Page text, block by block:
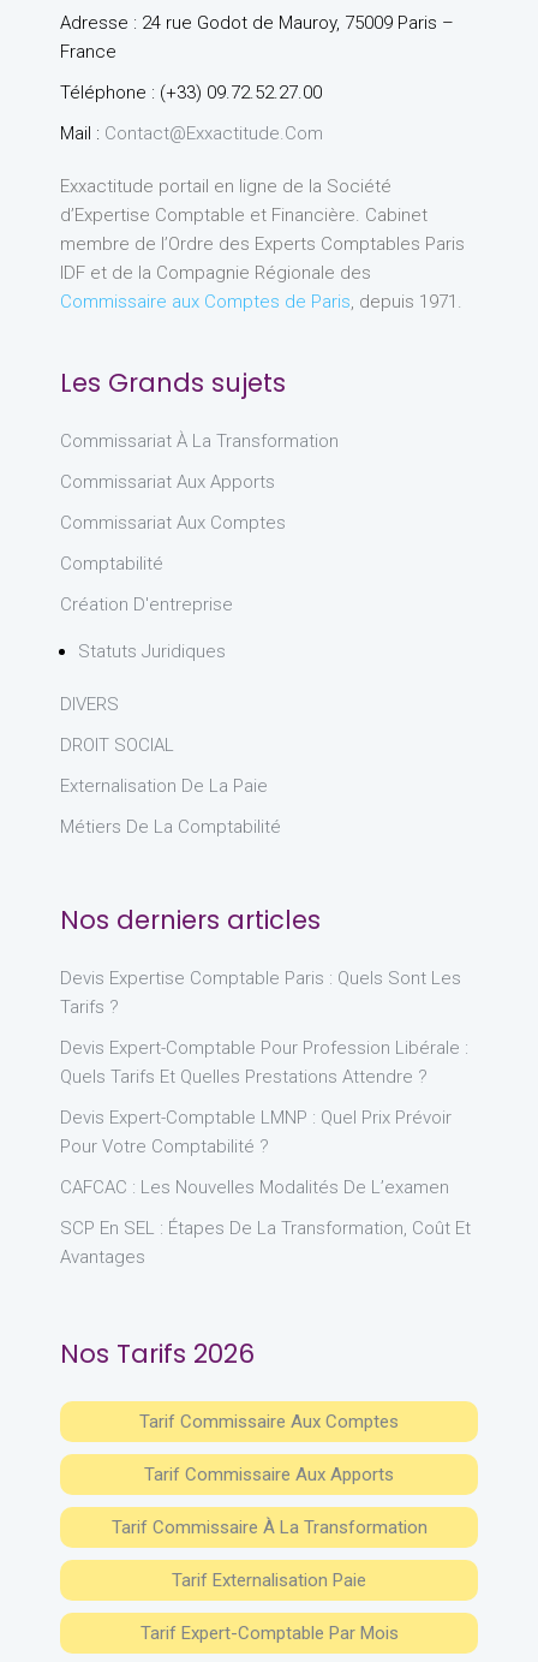
Adresse : 24 rue Godot de Mauroy, 75009 Paris –
France
Téléphone : (+33) 09.72.52.27.00
Mail : Contact@exxactitude.com
Exxactitude portail en ligne de la Société
d’Expertise Comptable et Financière. Cabinet
membre de l’Ordre des Experts Comptables Paris
IDF et de la Compagnie Régionale des
Commissaire aux Comptes de Paris, depuis 1971.
Les Grands sujets
Commissariat À La Transformation
Commissariat Aux Apports
Commissariat Aux Comptes
Comptabilité
Création D'entreprise
Statuts Juridiques
DIVERS
DROIT SOCIAL
Externalisation De La Paie
Métiers De La Comptabilité
Nos derniers articles
Devis Expertise Comptable Paris : Quels Sont Les
Tarifs ?
Devis Expert-Comptable Pour Profession Libérale :
Quels Tarifs Et Quelles Prestations Attendre ?
Devis Expert-Comptable LMNP : Quel Prix Prévoir
Pour Votre Comptabilité ?
CAFCAC : Les Nouvelles Modalités De L’examen
SCP En SEL : Étapes De La Transformation, Coût Et
Avantages
Nos Tarifs 2026
Tarif Commissaire Aux Comptes
Tarif Commissaire Aux Apports
Tarif Commissaire À La Transformation
Tarif Externalisation Paie
Tarif Expert-Comptable Par Mois